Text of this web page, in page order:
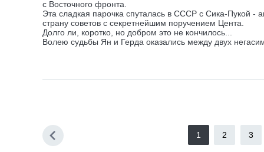
с Восточного фронта.
Эта сладкая парочка спуталась в СССР с Сика-Пукой
страну советов с секретнейшим поручением Цента.
Долго ли, коротко, но добром это не кончилось...
Волею судьбы Ян и Герда оказались между двух
1 2 3